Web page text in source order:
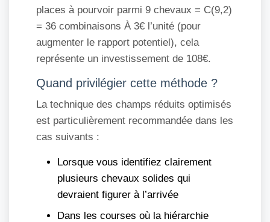
places à pourvoir parmi 9 chevaux = C(9,2)
= 36 combinaisons À 3€ l’unité (pour
augmenter le rapport potentiel), cela
représente un investissement de 108€.
Quand privilégier cette méthode ?
La technique des champs réduits optimisés
est particulièrement recommandée dans les
cas suivants :
Lorsque vous identifiez clairement
plusieurs chevaux solides qui
devraient figurer à l’arrivée
Dans les courses où la hiérarchie